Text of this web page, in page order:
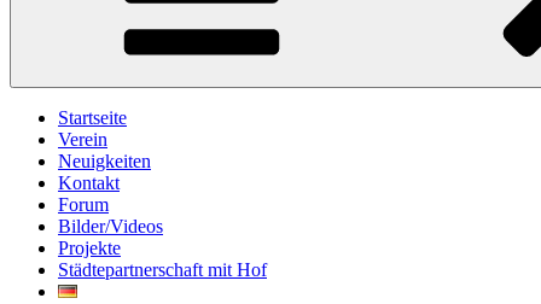
Startseite
Verein
Neuigkeiten
Kontakt
Forum
Bilder/Videos
Projekte
Städtepartnerschaft mit Hof